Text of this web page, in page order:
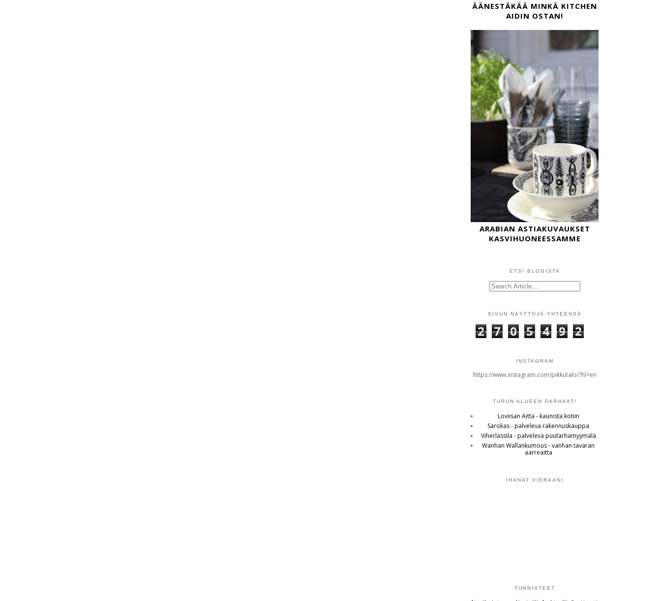
ÄÄNESTÄKÄÄ MINKÄ KITCHEN
AIDIN OSTAN!
ARABIAN ASTIAKUVAUKSET
KASVIHUONEESSAMME
ETSI BLOGISTA
SIVUN NÄYTTÖJÄ YHTEENSÄ
2 7 0 5 4 9 2
INSTAGRAM
https://www.instagram.com/pikkutalo/?hl=en
TURUN ALUEEN PARHAAT!
Loviisan Aitta - kaunista kotiin
Sarokas - palveleva rakennuskauppa
Viherlassila - palveleva puutarhamyymälä
Wanhan Wallankumous - vanhan tavaran
aarreaitta
IHANAT VIERAANI
TUNNISTEET